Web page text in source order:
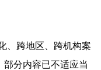
跨地区、跨机构案
分内容已不适应当